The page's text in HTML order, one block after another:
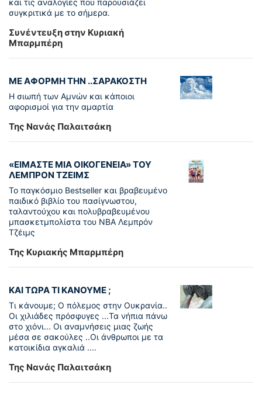
και τις αναλογίες που παρουσιάζει
συγκριτικά με το σήμερα.
Συνέντευξη στην Κυριακή
Μπαρμπέρη
ΜΕ ΑΦΟΡΜΗ ΤΗΝ ..ΣΑΡΑΚΟΣΤΗ
Η σιωπή των Αμνών και κάποιοι
αφορισμοί για την αμαρτία
Της Νανάς Παλαιτσάκη
«ΕΙΜΑΣΤΕ ΜΙΑ ΟΙΚΟΓΕΝΕΙΑ» ΤΟΥ
ΛΕΜΠΡΟΝ ΤΖΕΙΜΣ
To παγκόσµιο Bestseller και βραβευµένο
παιδικό βιβλίο του πασίγνωστου,
ταλαντούχου και πολυβραβευµένου
µπασκετµπολίστα του NBA Λεµπρόν
Τζέιμς
Της Κυριακής Μπαρμπέρη
ΚΑΙ ΤΩΡΑ ΤΙ ΚΑΝΟΥΜΕ ;
Τι κάνουμε; Ο πόλεμος στην Ουκρανία..
Οι χιλιάδες πρόσφυγες ...Τα νήπια πάνω
στο χιόνι... Οι αναμνήσεις μιας ζωής
μέσα σε σακούλες ..Οι άνθρωποι με τα
κατοικίδια αγκαλιά ....
Της Νανάς Παλαιτσάκη